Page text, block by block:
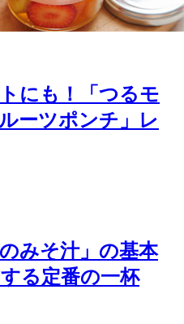
にも！「つるモ
ーツポンチ」レ
みそ汁」の基本
る定番の一杯